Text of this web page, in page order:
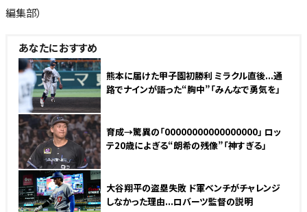
編集部）
あなたにおすすめ
熊本に届けた甲子園初勝利 ミラクル直後...通
路でナインが語った“胸中”「みんなで勇気を」
育成→驚異の「00000000000000000」 ロッ
テ20歳によぎる“朗希の残像”「神すぎる」
大谷翔平の盗塁失敗 ド軍ベンチがチャレンジ
しなかった理由...ロバーツ監督の説明